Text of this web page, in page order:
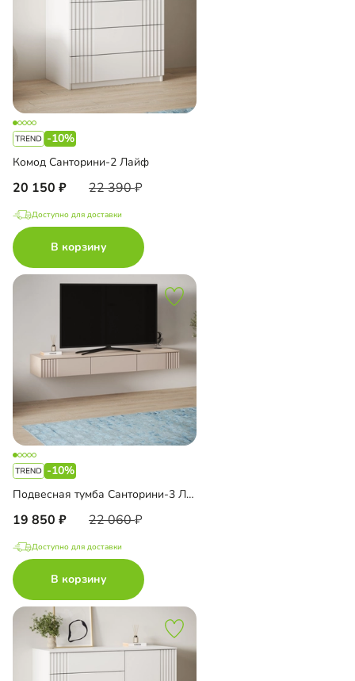
-10%
Комод Санторини-2 Лайф
20 150 22 390
Доступно для доставки
В корзину
-10%
Подвесная тумба Санторини-3 Лайф
19 850 22 060
Доступно для доставки
В корзину